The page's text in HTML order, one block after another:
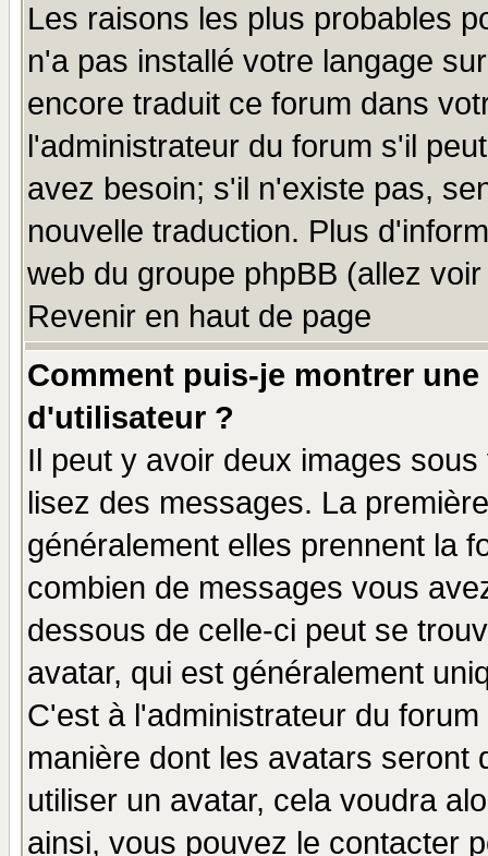
Les raisons les plus probables
n'a pas installé votre langage
encore traduit ce forum dans
l'administrateur du forum s'il
avez besoin; s'il n'existe pas,
nouvelle traduction. Plus
web du groupe phpBB (allez
Revenir en haut de page
Comment puis-je montrer
d'utilisateur ?
Il peut y avoir deux images
lisez des messages. La
généralement elles prennent la
combien de messages vous
dessous de celle-ci peut se
avatar, qui est généralement
C'est à l'administrateur du
manière dont les avatars seront
utiliser un avatar, cela voudra
ainsi, vous pouvez le contacter